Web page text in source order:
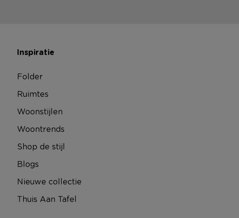
Inspiratie
Folder
Ruimtes
Woonstijlen
Woontrends
Shop de stijl
Blogs
Nieuwe collectie
Thuis Aan Tafel